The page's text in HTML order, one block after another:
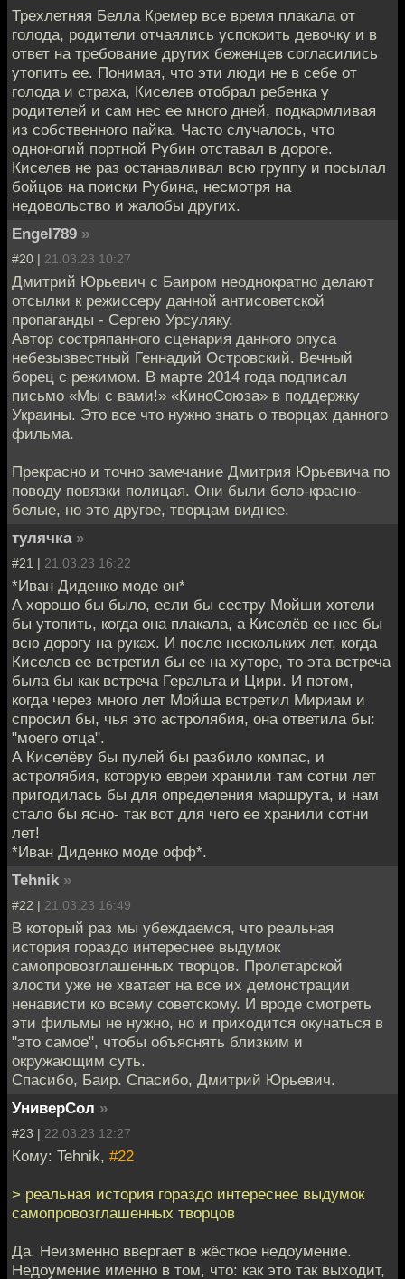
Трехлетняя Белла Кремер все время плакала от
голода, родители отчаялись успокоить девочку и в
ответ на требование других беженцев согласились
утопить ее. Понимая, что эти люди не в себе от
голода и страха, Киселев отобрал ребенка у
родителей и сам нес ее много дней, подкармливая
из собственного пайка. Часто случалось, что
одноногий портной Рубин отставал в дороге.
Киселев не раз останавливал всю группу и посылал
бойцов на поиски Рубина, несмотря на
недовольство и жалобы других.
Engel789 »
#20 | 21.03.23 10:27
Дмитрий Юрьевич с Баиром неоднократно делают
отсылки к режиссеру данной антисоветской
пропаганды - Сергею Урсуляку.
Автор состряпанного сценария данного опуса
небезызвестный Геннадий Островский. Вечный
борец с режимом. В марте 2014 года подписал
письмо «Мы с вами!» «КиноСоюза» в поддержку
Украины. Это все что нужно знать о творцах данного
фильма.
Прекрасно и точно замечание Дмитрия Юрьевича по
поводу повязки полицая. Они были бело-красно-
белые, но это другое, творцам виднее.
тулячка »
#21 | 21.03.23 16:22
*Иван Диденко моде он*
А хорошо бы было, если бы сестру Мойши хотели
бы утопить, когда она плакала, а Киселёв ее нес бы
всю дорогу на руках. И после нескольких лет, когда
Киселев ее встретил бы ее на хуторе, то эта встреча
была бы как встреча Геральта и Цири. И потом,
когда через много лет Мойша встретил Мириам и
спросил бы, чья это астролябия, она ответила бы:
"моего отца".
А Киселёву бы пулей бы разбило компас, и
астролябия, которую евреи хранили там сотни лет
пригодилась бы для определения маршрута, и нам
стало бы ясно- так вот для чего ее хранили сотни
лет!
*Иван Диденко моде офф*.
Tehnik »
#22 | 21.03.23 16:49
В который раз мы убеждаемся, что реальная
история гораздо интереснее выдумок
самопровозглашенных творцов. Пролетарской
злости уже не хватает на все их демонстрации
ненависти ко всему советскому. И вроде смотреть
эти фильмы не нужно, но и приходится окунаться в
"это самое", чтобы объяснять близким и
окружающим суть.
Спасибо, Баир. Спасибо, Дмитрий Юрьевич.
УниверСол »
#23 | 22.03.23 12:27
Кому: Tehnik, #22
> реальная история гораздо интереснее выдумок
самопровозглашенных творцов
Да. Неизменно ввергает в жёсткое недоумение.
Недоумение именно в том, что: как это так выходит,